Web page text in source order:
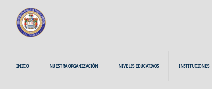
INICIO NUESTRA ORGANIZACIÓN NIVELES EDUCATIVOS INSTITUCIONES